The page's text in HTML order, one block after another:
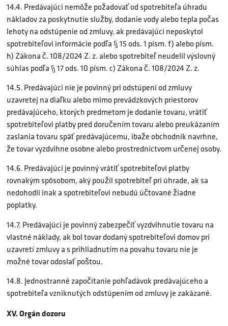
14.4. Predávajúci nemôže požadovať od spotrebiteľa úhradu
nákladov za poskytnutie služby, dodanie vody alebo tepla počas
lehoty na odstúpenie od zmluvy, ak predávajúci neposkytol
spotrebiteľovi informácie podľa § 15 ods. 1 písm. f) alebo písm.
h) Zákona č. 108/2024 Z. z. alebo spotrebiteľ neudelil výslovný
súhlas podľa § 17 ods. 10 písm. c) Zákona č. 108/2024 Z. z.
14.5. Predávajúci nie je povinný pri odstúpení od zmluvy
uzavretej na diaľku alebo mimo prevádzkových priestorov
predávajúceho, ktorých predmetom je dodanie tovaru, vrátiť
spotrebiteľovi platby pred doručením tovaru alebo preukázaním
zaslania tovaru späť predávajúcemu, ibaže obchodník navrhne,
že tovar vyzdvihne osobne alebo prostredníctvom určenej osoby.
14.6. Predávajúci je povinný vrátiť spotrebiteľovi platby
rovnakým spôsobom, aký použil spotrebiteľ pri úhrade, ak sa
nedohodli inak a spotrebiteľovi nebudú účtované žiadne
poplatky.
14.7. Predávajúci je povinný zabezpečiť vyzdvihnutie tovaru na
vlastné náklady, ak bol tovar dodaný spotrebiteľovi domov pri
uzavretí zmluvy a s prihliadnutím na povahu tovaru nie je
možné tovar odoslať poštou.
14.8. Jednostranné započítanie pohľadávok predávajúceho a
spotrebiteľa vzniknutých odstúpením od zmluvy je zakázané.
XV. Orgán dozoru